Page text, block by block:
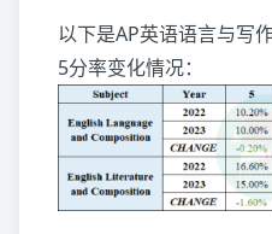
以下是AP英语语言与写
5分率变化情况：